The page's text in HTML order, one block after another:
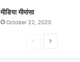
मीडिया मीमांसा
October 22, 2020
PreviousNext